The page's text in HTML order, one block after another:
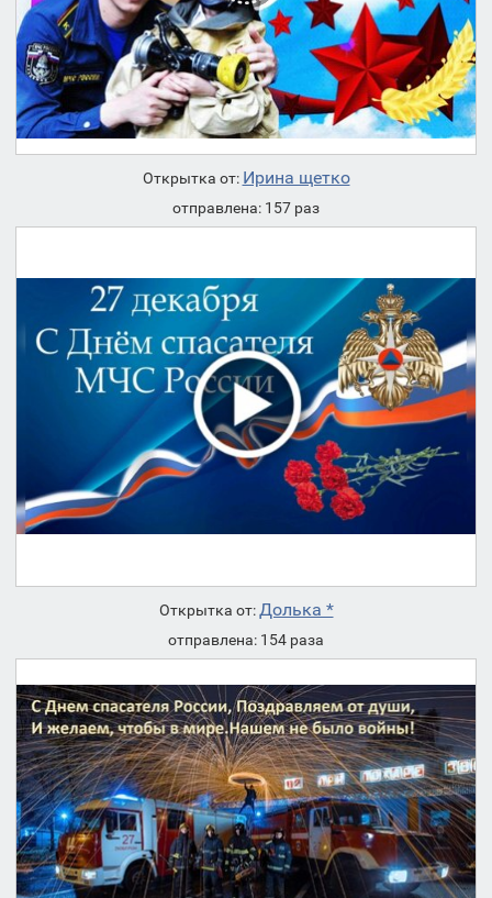
Открытка от: Ирина щетко
отправлена: 157 раз
Открытка от:Долька *
отправлена: 154 раза